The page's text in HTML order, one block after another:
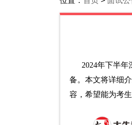
2024年下半
备。本文将详细
容，希望能为考